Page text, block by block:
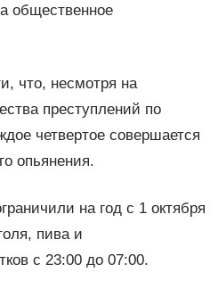
общественное
что, несмотря на
преступлений по
четвертое совершается
опьянения.
на год с 1 октября
пива и
с 23:00 до 07:00.